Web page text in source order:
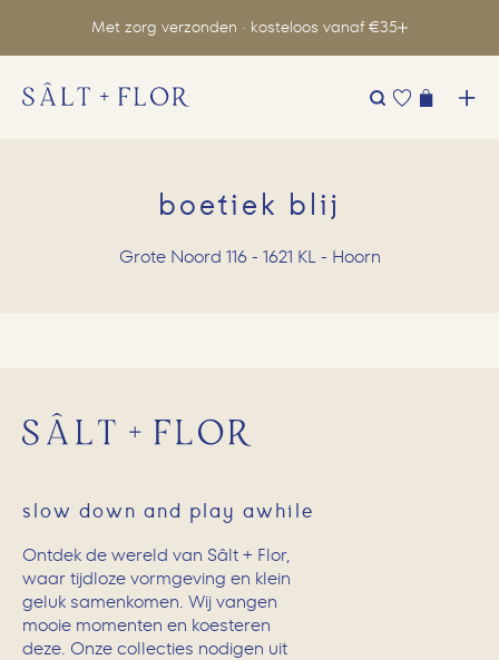
Met zorg verzonden · kosteloos vanaf €35
boetiek blij
Grote Noord 116 - 1621 KL - Hoorn
slow down and play awhile
Ontdek de wereld van Sâlt + Flor,
waar tijdloze vormgeving en klein
geluk samenkomen. Wij vangen
mooie momenten en koesteren
deze. Onze collecties nodigen uit